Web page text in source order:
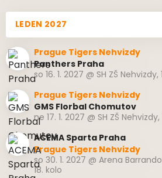
LEDEN 2027
Prague Tigers Nehvizdy
Panthers Praha
so 16. 1. 2027 @ SH ZŠ Nehvizdy,
Prague Tigers Nehvizdy
GMS Florbal Chomutov
ne 17. 1. 2027 @ SH ZŠ Nehvizdy,
ACEMA Sparta Praha
Prague Tigers Nehvizdy
so 30. 1. 2027 @ Arena
18. kolo